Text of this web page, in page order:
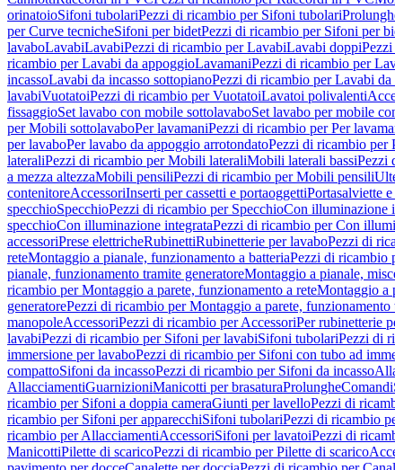
orinatoioSifoni tubolariPezzi di ricambio per Sifoni tubolari
per Curve tecnicheSifoni per bidetPezzi di ricambio per Sifoni per
lavaboLavabiLavabiPezzi di ricambio per LavabiLavabi doppi
ricambio per Lavabi da appoggioLavamaniPezzi di ricambio per
incassoLavabi da incasso sottopianoPezzi di ricambio per Lavabi da
lavabiVuotatoiPezzi di ricambio per VuotatoiLavatoi polivalenti
fissaggioSet lavabo con mobile sottolavaboSet lavabo per mobile
per Mobili sottolavaboPer lavamaniPezzi di ricambio per Per
per lavaboPer lavabo da appoggio arrotondatoPezzi di ricambio per
lateraliPezzi di ricambio per Mobili lateraliMobili laterali bassiPezzi
a mezza altezzaMobili pensiliPezzi di ricambio per Mobili pensili
contenitoreAccessoriInserti per cassetti e portaoggettiPortasalviette
specchioSpecchioPezzi di ricambio per SpecchioCon illuminazione
specchioCon illuminazione integrataPezzi di ricambio per Con
accessoriPrese elettricheRubinettiRubinetterie per lavaboPezzi di
reteMontaggio a pianale, funzionamento a batteriaPezzi di ricambio
pianale, funzionamento tramite generatoreMontaggio a pianale,
ricambio per Montaggio a parete, funzionamento a reteMontaggio a
generatorePezzi di ricambio per Montaggio a parete, funzionamento
manopoleAccessoriPezzi di ricambio per AccessoriPer rubinetterie
lavabiPezzi di ricambio per Sifoni per lavabiSifoni tubolariPezzi di
immersione per lavaboPezzi di ricambio per Sifoni con tubo ad
compattoSifoni da incassoPezzi di ricambio per Sifoni da incasso
AllacciamentiGuarnizioniManicotti per brasaturaProlungheComandi
ricambio per Sifoni a doppia cameraGiunti per lavelloPezzi di
ricambio per Sifoni per apparecchiSifoni tubolariPezzi di ricambio
ricambio per AllacciamentiAccessoriSifoni per lavatoiPezzi di
ManicottiPilette di scaricoPezzi di ricambio per Pilette di scarico